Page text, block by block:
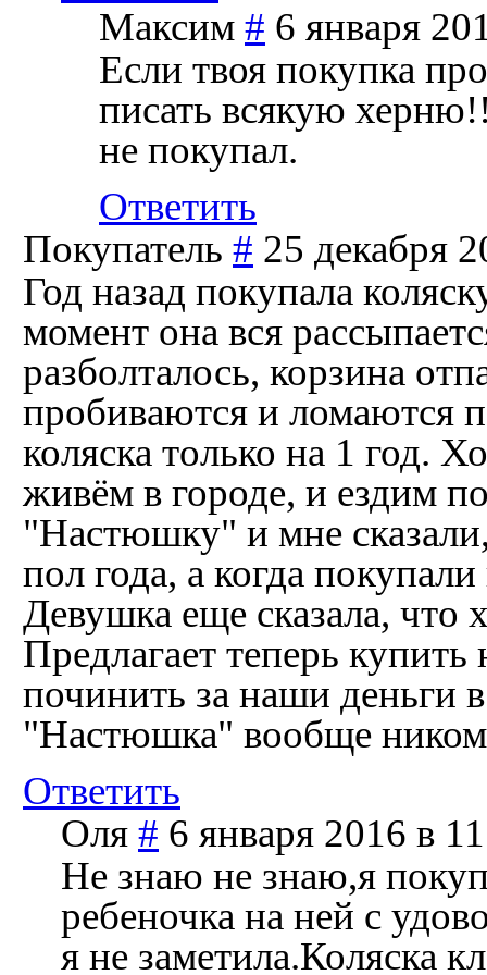
Максим # 6 января
Если твоя покупка
писать всякую
не покупал.
Ответить
Покупатель # 25 декабря
Год назад покупала
момент она вся
разболталось, корзина
пробиваются и ломаются
коляска только на 1 год.
живём в городе, и ездим
"Настюшку" и мне сказали,
пол года, а когда
Девушка еще сказала, что
Предлагает теперь
починить за наши деньги
"Настюшка" вообще
Ответить
Оля # 6 января 2016 в
Не знаю не знаю,я
ребеночка на ней с
я не заметила.Коляска